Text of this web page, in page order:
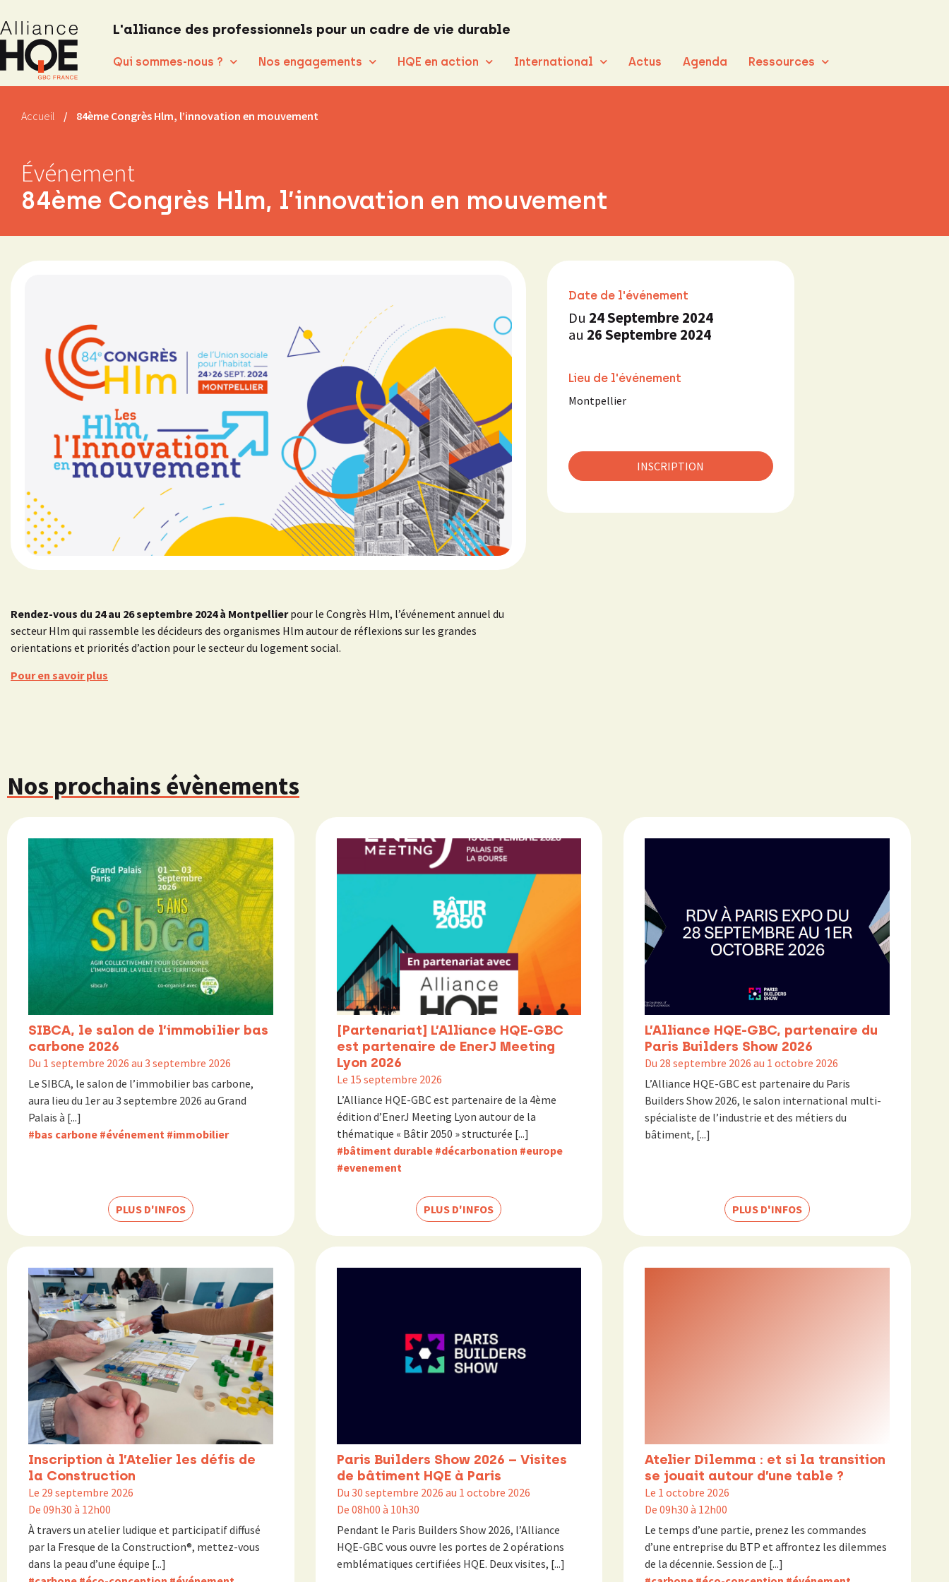
L'alliance des professionnels pour un cadre de vie durable
Qui sommes-nous ? Nos engagements HQE en action International Actus Agenda Ressources
Accueil / 84ème Congrès Hlm, l’innovation en mouvement
Événement
84ème Congrès Hlm, l’innovation en mouvement
Rendez-vous du 24 au 26 septembre 2024 à Montpellierpour le Congrès Hlm, l’événement annuel du
secteur Hlm qui rassemble les décideurs des organismes Hlm autour de réflexions sur les grandes
orientations et priorités d’action pour le secteur du logement social.
Pour en savoir plus
Date de l'événement
Du 24 Septembre 2024
au 26 Septembre 2024
Lieu de l'événement
Montpellier
INSCRIPTION
Nos prochains évènements
SIBCA, le salon de l’immobilier bas
carbone 2026
Du 1 septembre 2026 au 3 septembre 2026
Le SIBCA, le salon de l’immobilier bas carbone,
aura lieu du 1er au 3 septembre 2026 au Grand
Palais à [...]
#bas carbone #événement #immobilier
PLUS D'INFOS
[Partenariat] L’Alliance HQE-GBC
est partenaire de EnerJ Meeting
Lyon 2026
Le 15 septembre 2026
L’Alliance HQE-GBC est partenaire de la 4ème
édition d’EnerJ Meeting Lyon autour de la
thématique « Bâtir 2050 » structurée [...]
#bâtiment durable #décarbonation #europe
#evenement
PLUS D'INFOS
L’Alliance HQE-GBC, partenaire du
Paris Builders Show 2026
Du 28 septembre 2026 au 1 octobre 2026
L’Alliance HQE-GBC est partenaire du Paris
Builders Show 2026, le salon international multi-
spécialiste de l’industrie et des métiers du
bâtiment, [...]
PLUS D'INFOS
Inscription à l’Atelier les défis de
la Construction
Le 29 septembre 2026
De 09h30 à 12h00
À travers un atelier ludique et participatif diffusé
par la Fresque de la Construction®, mettez-vous
dans la peau d’une équipe [...]
Paris Builders Show 2026 – Visites
de bâtiment HQE à Paris
Du 30 septembre 2026 au 1 octobre 2026
De 08h00 à 10h30
Pendant le Paris Builders Show 2026, l’Alliance
HQE-GBC vous ouvre les portes de 2 opérations
emblématiques certifiées HQE. Deux visites, [...]
Atelier Dilemma : et si la transition
se jouait autour d’une table ?
Le 1 octobre 2026
De 09h30 à 12h00
Le temps d’une partie, prenez les commandes
d’une entreprise du BTP et affrontez les dilemmes
de la décennie. Session de [...]